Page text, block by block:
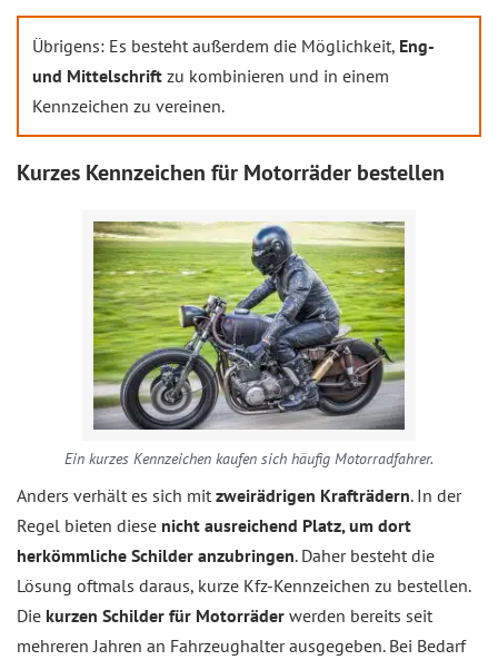
Übrigens: Es besteht außerdem die Möglichkeit, Eng-
und Mittelschrift zu kombinieren und in einem
Kennzeichen zu vereinen.
Kurzes Kennzeichen für Motorräder bestellen
Ein kurzes Kennzeichen kaufen sich häufig Motorradfahrer.
Anders verhält es sich mit zweirädrigen Krafträdern. In der
Regel bieten diese nicht ausreichend Platz, um dort
herkömmliche Schilder anzubringen. Daher besteht die
Lösung oftmals daraus, kurze Kfz-Kennzeichen zu bestellen.
Die kurzen Schilder für Motorräder werden bereits seit
mehreren Jahren an Fahrzeughalter ausgegeben. Bei Bedarf